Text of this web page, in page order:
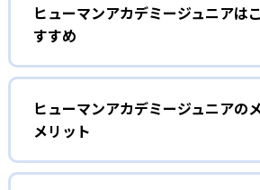
ヒューマンアカデミージュニアでは、
ティクスプロフェッサーコース、こども
室、科学教室、さんすう数学教室の5つ
STEAM教育の考え方を取り入れ、子ど
う。
ロボット教室の監修は、ロボットの世
ヒューマンアカデミージュニアは
すすめ
幼児
子どもの好奇心を育み
ヒューマンアカデミージュニアでは、ロ
イマリーコースや科学教室（サイエン
学校入学前の幼児でも通えるコースが
ヒューマンアカデミージュニアの
メリット
どんなメリットがあ